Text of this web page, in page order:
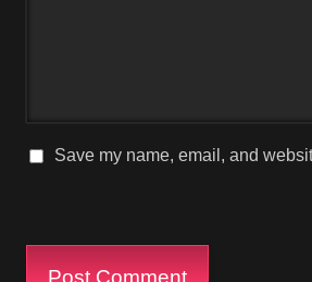
Save my name, email, and